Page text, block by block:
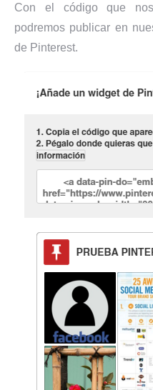
Con el código que
podremos publicar en
de Pinterest.